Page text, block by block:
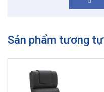
Sản phẩm tương tự